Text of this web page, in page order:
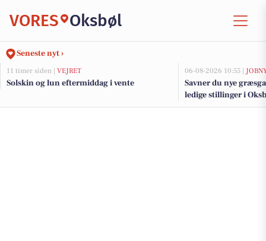
VORES Oksbøl
Seneste nyt ›
11 timer siden | VEJRET
Solskin og lun eftermiddag i vente
06-08-2026 10:55 |
Savner du nye
ledige stillinger i